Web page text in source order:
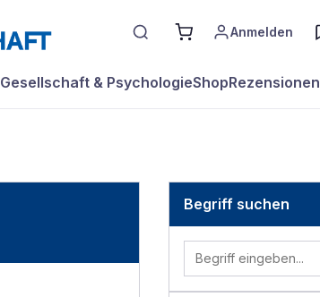
Anmelden
Gesellschaft & PsychologieShopRezensionen
Begriff suchen